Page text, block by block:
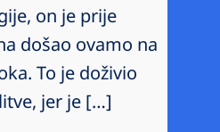
on je prije
došao ovamo na
To je doživio
jer je […]